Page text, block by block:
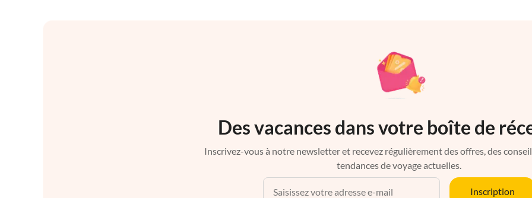
Des vacances dans votre boîte de
Inscrivez-vous à notre newsletter et recevez régulièrement des offres, des
tendances de voyage actuelles.
Inscription